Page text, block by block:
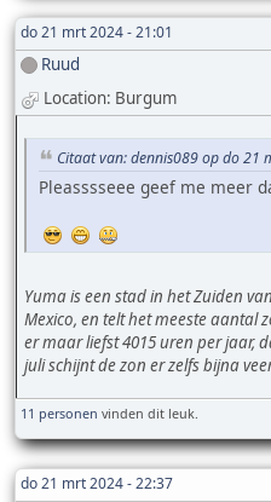
do 21 mrt 2024 - 21:01
Ruud
Location: Burgum
Citaat van: dennis089 op do 21
Pleasssseee geef me meer
Yuma is een stad in het Zuiden
Mexico, en telt het meeste aantal
er maar liefst 4015 uren per jaar,
juli schijnt de zon er zelfs bijna
11 personen vinden dit leuk.
do 21 mrt 2024 - 22:37